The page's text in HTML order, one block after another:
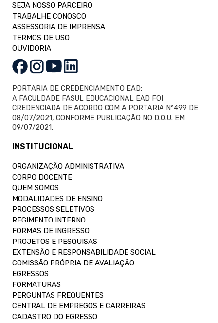
SEJA NOSSO PARCEIRO
TRABALHE CONOSCO
ASSESSORIA DE IMPRENSA
TERMOS DE USO
OUVIDORIA
PORTARIA DE CREDENCIAMENTO EAD:
A FACULDADE FASUL EDUCACIONAL EAD FOI
CREDENCIADA DE ACORDO COM A PORTARIA Nº499 DE
08/07/2021, CONFORME PUBLICAÇÃO NO D.O.U. EM
09/07/2021.
INSTITUCIONAL
ORGANIZAÇÃO ADMINISTRATIVA
CORPO DOCENTE
QUEM SOMOS
MODALIDADES DE ENSINO
PROCESSOS SELETIVOS
REGIMENTO INTERNO
FORMAS DE INGRESSO
PROJETOS E PESQUISAS
EXTENSÃO E RESPONSABILIDADE SOCIAL
COMISSÃO PRÓPRIA DE AVALIAÇÃO
EGRESSOS
FORMATURAS
PERGUNTAS FREQUENTES
CENTRAL DE EMPREGOS E CARREIRAS
CADASTRO DO EGRESSO